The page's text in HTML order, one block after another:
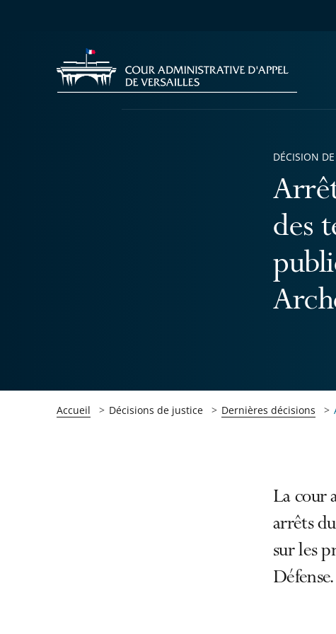
des
DÉCISION DE
Accueil Décisions de justice Dernières décisions
La cour
arrêts
sur les
Défense.